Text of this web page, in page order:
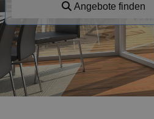
Angebote finden